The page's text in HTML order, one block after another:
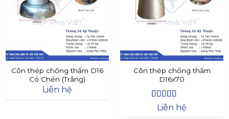
Côn thép chống thấm D16
Có Chén (Trắng)
Liên hệ
Côn thép chống thấm
D16x70
Được xếp
5
Liên hệ